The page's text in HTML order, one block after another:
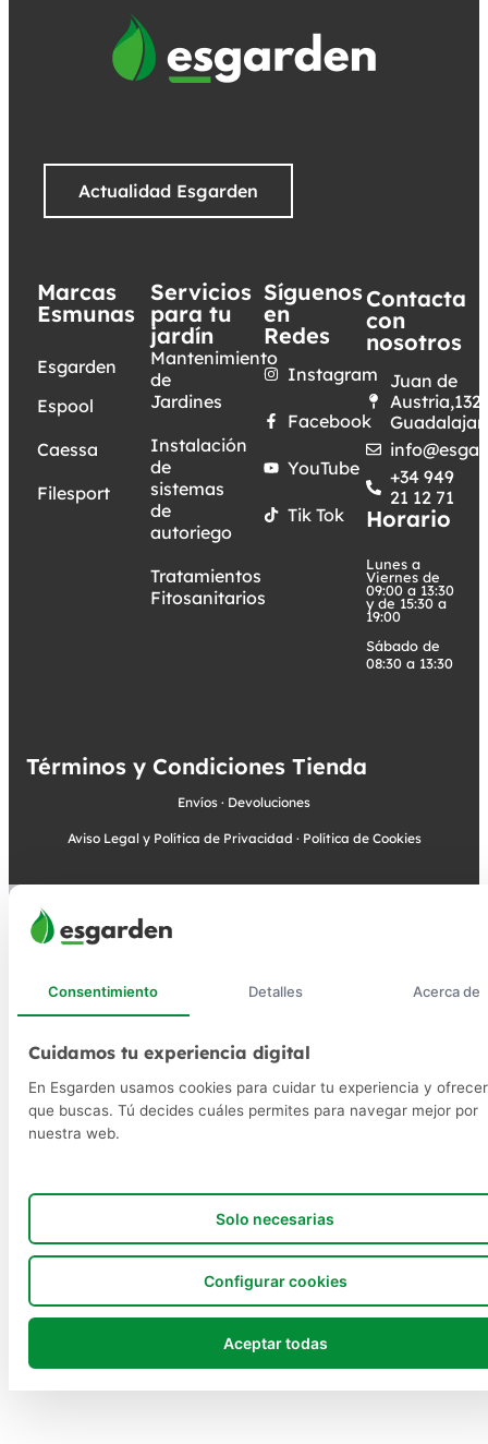
Actualidad Esgarden
Marcas
Esmunas
Esgarden
Espool
Caessa
Filesport
Servicios
para tu
jardín
Mantenimiento
de
Jardines
Instalación
de
sistemas
de
autoriego
Tratamientos
Fitosanitarios
Síguenos
en
Redes
Instagram
Facebook
YouTube
Tik Tok
Contacta
con
nosotros
Juan de
Austria,132.
+34 949
21 12 71
Horario
Lunes a
Viernes de
09:00 a 13:30
y de 15:30 a
19:00
Sábado de
08:30 a 13:30
Términos y Condiciones Tienda
Envíos · Devoluciones
Aviso Legal y Política de Privacidad · Política de Cookies
Consentimiento Detalles Acerca de
Cuidamos tu experiencia digital
En Esgarden usamos cookies para cuidar tu experiencia y
que buscas. Tú decides cuáles permites para navegar mejor por
nuestra web.
Solo necesarias
Configurar cookies
Aceptar todas